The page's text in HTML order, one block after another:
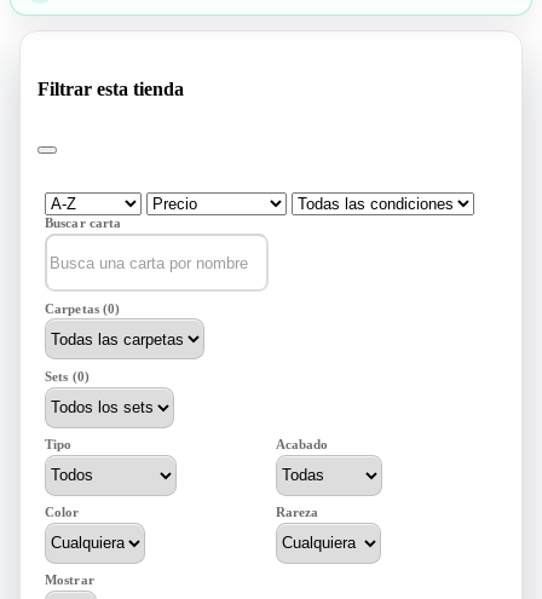
Filtrar esta tienda
Buscar carta
Carpetas (0)
Sets (0)
Tipo Acabado
Color Rareza
Mostrar